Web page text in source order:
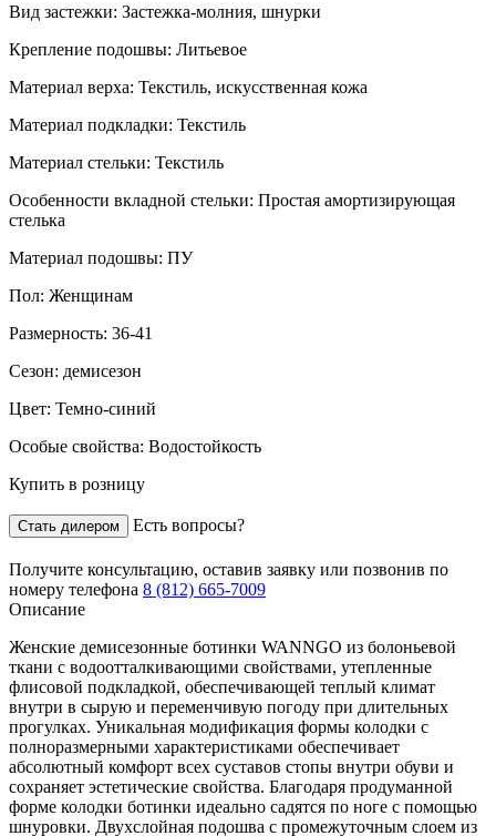
Вид застежки: Застежка-молния, шнурки
Крепление подошвы: Литьевое
Материал верха: Текстиль, искусственная кожа
Материал подкладки: Текстиль
Материал стельки: Текстиль
Особенности вкладной стельки: Простая амортизирующая
стелька
Материал подошвы: ПУ
Пол: Женщинам
Размерность: 36-41
Сезон: демисезон
Цвет: Темно-синий
Особые свойства: Водостойкость
Купить в розницу
Стать дилером Есть вопросы?
Получите консультацию, оставив заявку или позвонив по
номеру телефона 8 (812) 665-7009
Описание
Женские демисезонные ботинки WANNGO из болоньевой
ткани с водоотталкивающими свойствами, утепленные
флисовой подкладкой, обеспечивающей теплый климат
внутри в сырую и переменчивую погоду при длительных
прогулках. Уникальная модификация формы колодки с
полноразмерными характеристиками обеспечивает
абсолютный комфорт всех суставов стопы внутри обуви и
сохраняет эстетические свойства. Благодаря продуманной
форме колодки ботинки идеально садятся по ноге с помощью
шнуровки. Двухслойная подошва с промежуточным слоем из